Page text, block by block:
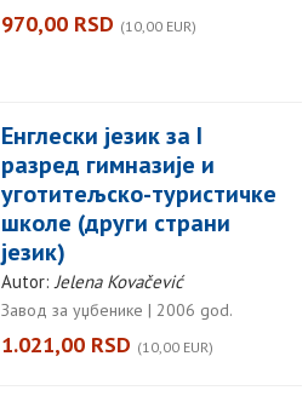
970,00 RSD (10,00 EUR)
Енглески језик за I
разред гимназије и
уготитељско-туристичке
школе (други страни
језик)
Autor:Jelena Kovačević
Завод за уџбенике | 2006 god.
1.021,00 RSD (10,00 EUR)